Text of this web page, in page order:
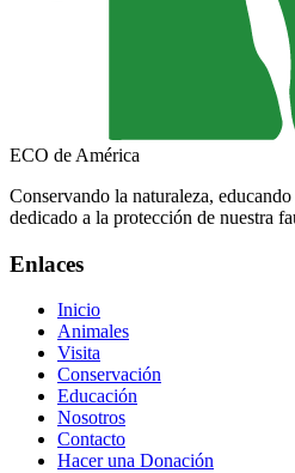
ECO de América
Conservando la naturaleza,
dedicado a la protección de nuestra
Enlaces
Inicio
Animales
Visita
Conservación
Educación
Nosotros
Contacto
Hacer una Donación